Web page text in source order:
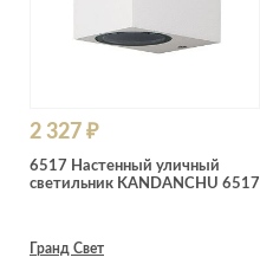
2 327 ₽
6517 Настенный уличный
светильник KANDANCHU 6517
Гранд Свет